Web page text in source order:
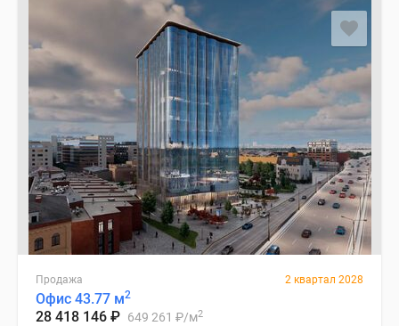
Продажа 2 квартал 2028
Офис 43.77 м2
28 418 146 ₽ 649 261 ₽/м2